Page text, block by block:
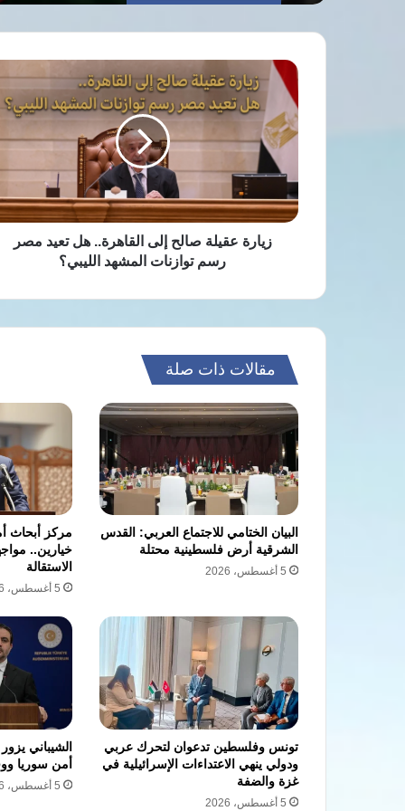
زيارة
عقيلة
صالح
إلى
القاهرة..
تعيد
مصر
رسم
توازناتزيارة عقيلة صالح إلى القاهرة.. هل تعيد مصر
رسم توازنات المشهد الليبي؟
مقالات ذات صلة
البيان الختامي للاجتماع العربي: القدس
الشرقية أرض فلسطينية محتلة
5 أغسطس، 2026
مركز أبحاث
خيارين..
الاستقالة
5 أغسطس، 2026
تونس وفلسطين تدعوان لتحرك عربي
ودولي ينهي الاعتداءات الإسرائيلية في
غزة والضفة
5 أغسطس، 2026
الشيباني
أمن سوريا
5 أغسطس، 2026